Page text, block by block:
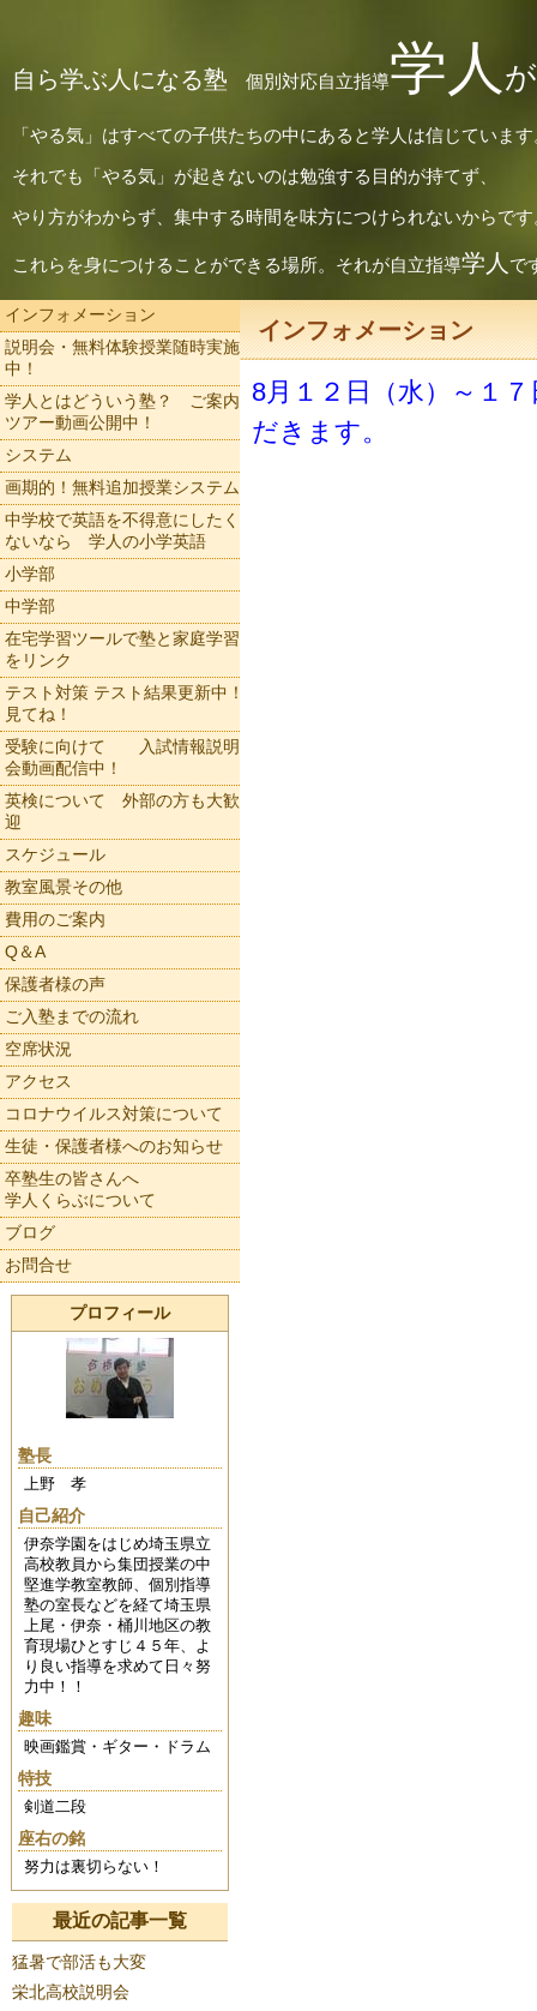
自ら学ぶ人になる塾 個別対応自立指導学人
「やる気」はすべての子供たちの中にあると学人は信じていま
それでも「やる気」が起きないのは勉強する目的が持てず、
やり方がわからず、集中する時間を味方につけられないからです
これらを身につけることができる場所。それが自立指導学人 で
インフォメーション
8月１２日（水）～１
だきます。
インフォメーション
説明会・無料体験授業随時実施
中！
学人とはどういう塾？ ご案内
ツアー動画公開中！
システム
画期的！無料追加授業システム
中学校で英語を不得意にしたく
ないなら 学人の小学英語
小学部
中学部
在宅学習ツールで塾と家庭学習
をリンク
テスト対策 テスト結果更新中！
見てね！
受験に向けて 入試情報説明
会動画配信中！
英検について 外部の方も大歓
迎
スケジュール
教室風景その他
費用のご案内
Q＆A
保護者様の声
ご入塾までの流れ
空席状況
アクセス
コロナウイルス対策について
生徒・保護者様へのお知らせ
卒塾生の皆さんへ
学人くらぶについて
ブログ
お問合せ
プロフィール
塾長
上野 孝
自己紹介
伊奈学園をはじめ埼玉県立
高校教員から集団授業の中
堅進学教室教師、個別指導
塾の室長などを経て埼玉県
上尾・伊奈・桶川地区の教
育現場ひとすじ４５年、よ
り良い指導を求めて日々努
力中！！
趣味
映画鑑賞・ギター・ドラム
特技
剣道二段
座右の銘
努力は裏切らない！
最近の記事一覧
猛暑で部活も大変
栄北高校説明会